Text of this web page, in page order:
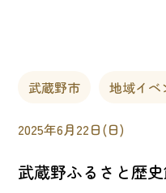
武蔵野市 地域イベ
2025年6月22日(日)
武蔵野ふるさと歴